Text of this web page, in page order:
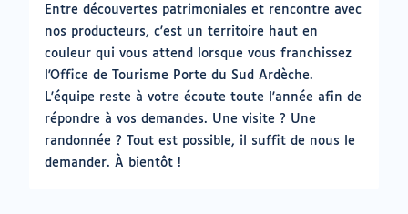
Entre découvertes patrimoniales et rencontre avec
nos producteurs, c'est un territoire haut en
couleur qui vous attend lorsque vous franchissez
l'Office de Tourisme Porte du Sud Ardèche.
L'équipe reste à votre écoute toute l'année afin de
répondre à vos demandes. Une visite ? Une
randonnée ? Tout est possible, il suffit de nous le
demander. À bientôt !